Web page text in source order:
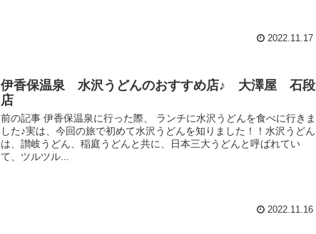
2022.11.17
伊香保温泉 水沢うどんのおすすめ店♪ 大澤屋 石段
店
前の記事 伊香保温泉に行った際、 ランチに水沢うどんを食べに行きま
した♪実は、今回の旅で初めて水沢うどんを知りました！！水沢うどん
は、讃岐うどん、稲庭うどんと共に、日本三大うどんと呼ばれてい
て、ツルツル...
2022.11.16